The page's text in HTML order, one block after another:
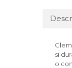
si
o